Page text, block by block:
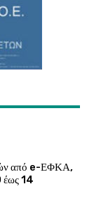
από e-ΕΦΚΑ,
έως 14